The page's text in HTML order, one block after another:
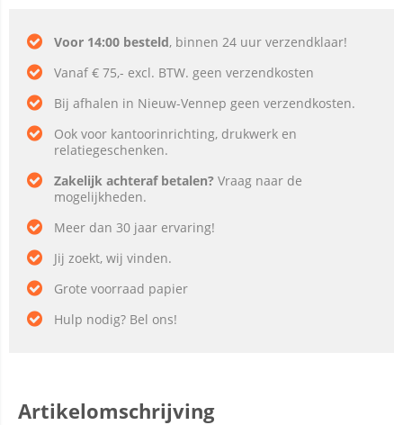
Voor 14:00 besteld, binnen 24 uur verzendklaar!
Vanaf € 75,- excl. BTW. geen verzendkosten
Bij afhalen in Nieuw-Vennep geen verzendkosten.
Ook voor kantoorinrichting, drukwerk en
relatiegeschenken.
Zakelijk achteraf betalen? Vraag naar de
mogelijkheden.
Meer dan 30 jaar ervaring!
Jij zoekt, wij vinden.
Grote voorraad papier
Hulp nodig? Bel ons!
Artikelomschrijving